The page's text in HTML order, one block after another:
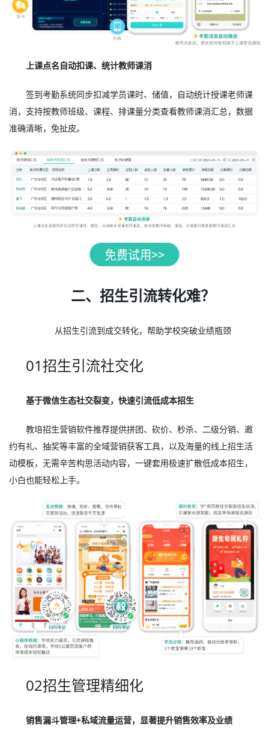
上课点名自动扣课、统计教师课消
签到考勤系统同步扣减学员课时、储值，自动统计授课老师课
消，支持按教师班级、课程、排课量分类查看教师课消汇总，数据
准确清晰，免扯皮。
二、招生引流转化难？
从招生引流到成交转化，帮助学校突破业绩瓶颈
01招生引流社交化
基于微信生态社交裂变，快速引流低成本招生
教培招生营销软件推荐提供拼团、砍价、秒杀、二级分销、邀
约有礼、抽奖等丰富的全域营销获客工具，以及海量的线上招生活
动模板，无需辛苦构思活动内容，一键套用极速扩散低成本招生，
小白也能轻松上手。
02招生管理精细化
销售漏斗管理+私域流量运营，显著提升销售效率及业绩